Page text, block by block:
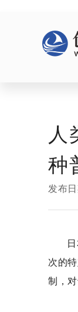
人
种
发布日
次的
制，